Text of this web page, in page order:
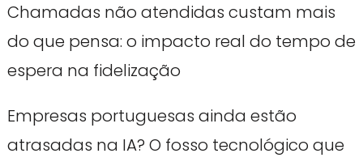
Chamadas não atendidas custam mais
do que pensa: o impacto real do tempo de
espera na fidelização
Empresas portuguesas ainda estão
atrasadas na IA? O fosso tecnológico que